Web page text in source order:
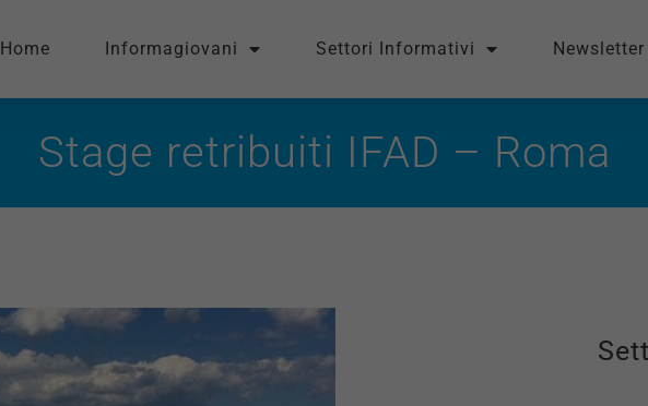
Home Informagiovani Settori Informativi Newsletter
Stage retribuiti IFAD – Roma